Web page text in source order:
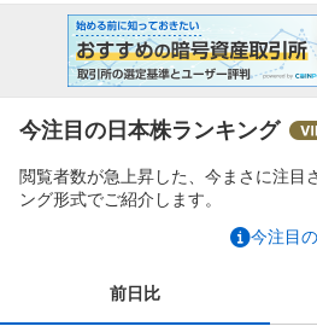
今注目の日本株ランキング
閲覧者数が急上昇した、今まさに注目
ング形式でご紹介します。
今注目
前日比